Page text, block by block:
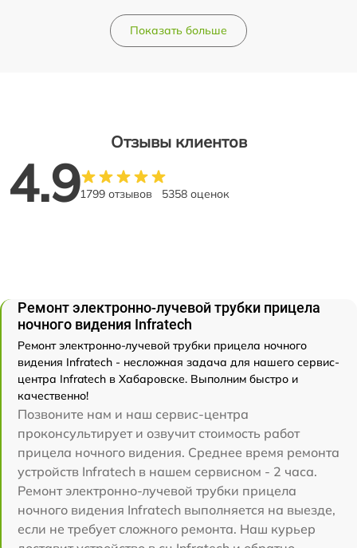
Показать больше
Отзывы клиентов
4.91799 отзывов 5358 оценок
Ремонт электронно-лучевой трубки прицела
ночного видения Infratech
Ремонт электронно-лучевой трубки прицела ночного
видения Infratech - несложная задача для нашего сервис-
центра Infratech в Хабаровске. Выполним быстро и
качественно!
Позвоните нам и наш сервис-центра
проконсультирует и озвучит стоимость работ
прицела ночного видения. Среднее время ремонта
устройств Infratech в нашем сервисном - 2 часа.
Ремонт электронно-лучевой трубки прицела
ночного видения Infratech выполняется на выезде,
если не требует сложного ремонта. Наш курьер